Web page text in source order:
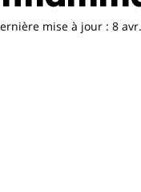
mise à jour : 8 avr.